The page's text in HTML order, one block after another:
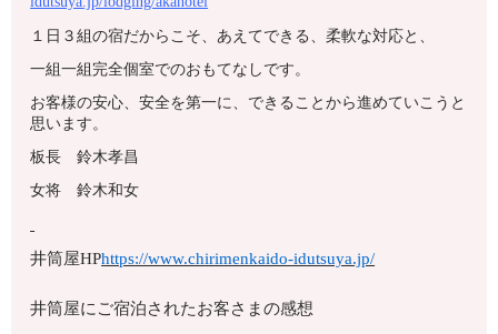
１日３組の宿だからこそ、あえてできる、柔軟な対応と、
一組一組完全個室でのおもてなしです。
お客様の安心、安全を第一に、できることから進めていこうと
思います。
板長 鈴木孝昌
女将 鈴木和女
井筒屋HPhttps://www.chirimenkaido-idutsuya.jp/
井筒屋にご宿泊されたお客さまの感想